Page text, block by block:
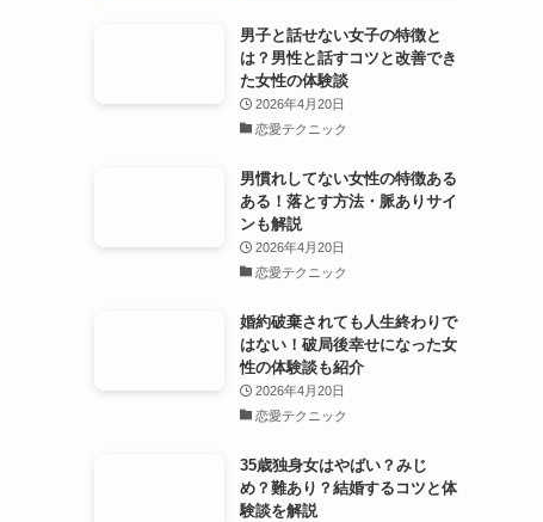
男子と話せない女子の特徴と
は？男性と話すコツと改善でき
た女性の体験談
2026年4月20日
恋愛テクニック
男慣れしてない女性の特徴ある
ある！落とす方法・脈ありサイ
ンも解説
2026年4月20日
恋愛テクニック
婚約破棄されても人生終わりで
はない！破局後幸せになった女
性の体験談も紹介
2026年4月20日
恋愛テクニック
35歳独身女はやばい？みじ
め？難あり？結婚するコツと体
験談を解説